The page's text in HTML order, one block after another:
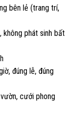
bên lẻ (trang trí,
không phát sinh bất
đúng lễ, đúng
cưới phong